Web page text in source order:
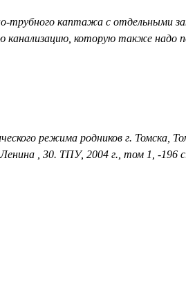
трубного каптажа с
канализацию, которую также надо
режима родников г. Томска,
, 30. ТПУ, 2004 г., том 1, -196